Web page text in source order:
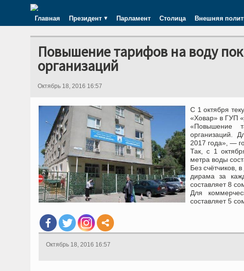
Главная Президент Парламент Столица Внешняя
Повышение тарифов на воду
организаций
Октябрь 18, 2016 16:57
С 1 октября
«Ховар» в ГУП
«Повышение
организаций.
2017 года», —
Так, с 1
метра воды
Без счётчиков,
дирама за
составляет 8
Для
составляет 5
Октябрь 18, 2016 16:57